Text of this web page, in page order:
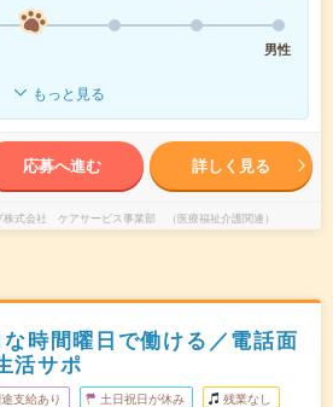
男性
もっと見る
応募へ進む 詳しく見る
株式会社 ケアサービス事業部 （医療福祉介護関連）
時間曜日で働ける／電話面
活サポ
支給あり 土日祝日が休み 残業なし